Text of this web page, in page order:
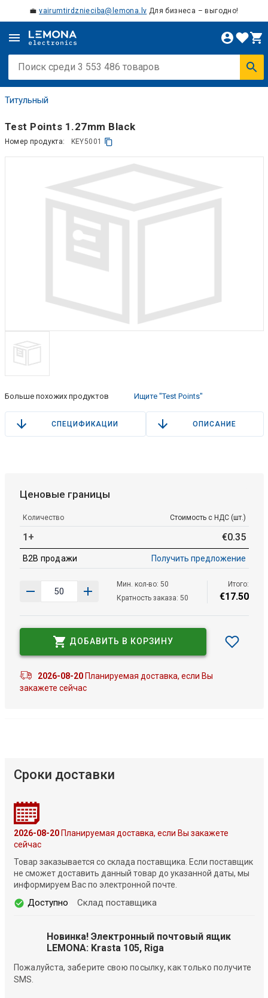
💼vairumtirdznieciba@lemona.lv Для бизнеса – выгодно!
Титульный
Test Points 1.27mm Black
Номер продукта: KEY5001
Больше похожих продуктов Ищите "Test Points"
СПЕЦИФИКАЦИИ ОПИСАНИЕ
Ценовые границы
Количество Стоимость с НДС (шт.)
1+ €0.35
B2B продажи Получить предложение
Мин. кол-во: 50
Кратность заказа: 50
Итого:
€17.50
ДОБАВИТЬ В КОРЗИНУ
2026-08-20Планируемая доставка, если Вы
закажете сейчас
Сроки доставки
2026-08-20Планируемая доставка, если Вы закажете
сейчас
Товар заказывается со склада поставщика. Если поставщик
не сможет доставить данный товар до указанной даты, мы
информируем Вас по электронной почте.
Доступно Склад поставщика
Новинка! Электронный почтовый ящик
LEMONA: Krasta 105, Riga
Пожалуйста, заберите свою посылку, как только получите
SMS.